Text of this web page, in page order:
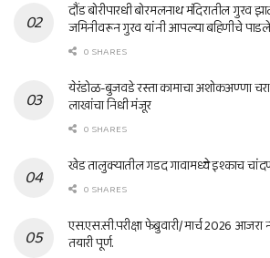
दौंड बोरीपारधी बोरमलनाथ मंदिरातील गुरव
जमिनीवरून गुरव यांनी आपल्या बहिणीचे
0 SHARES
येरंडोळ-बुजवडे रस्ता कामाचा अशोकअण्णा
लाखांचा निधी मंजूर
0 SHARES
खेड तालुक्यातील गडद गावामध्ये इश्काच चांदणं
0 SHARES
एस.एस.सी.परीक्षा फेब्रुवारी/ मार्च 2026 आजरा
तयारी पूर्ण.